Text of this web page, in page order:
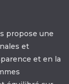
propose une
et
et en la